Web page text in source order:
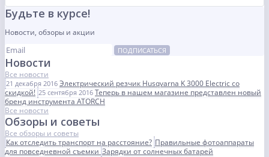
Будьте в курсе!
Новости, обзоры и акции
ПОДПИСАТЬСЯ
Новости
Все новости
21 декабря 2016 Электрический резчик Husqvarna K 3000 Electric со
скидкой! 25 сентября 2016 Теперь в нашем магазине представлен новый
бренд инструмента ATORCH
Все новости
Обзоры и советы
Все обзоры и советы
Как отследить транспорт на расстояние? Правильные фотоаппараты
для повседневной съемкиЗарядки от солнечных батарей